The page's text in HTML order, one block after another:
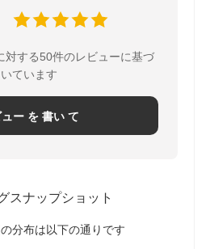
対する50件のレビューに基づ
いています
ュー を 書い て
スナップショット
分布は以下の通りです